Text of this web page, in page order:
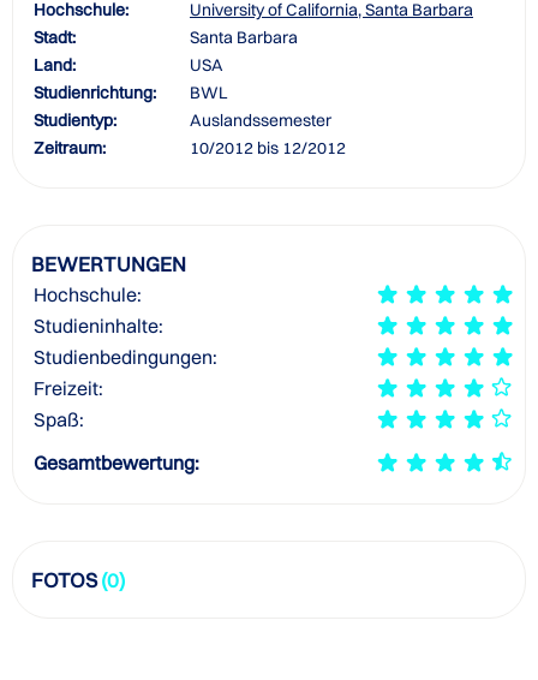
Hochschule:
University of California, Santa Barbara
Stadt:
Santa Barbara
Land:
USA
Studienrichtung:
BWL
Studientyp:
Auslandssemester
Zeitraum:
10/2012 bis 12/2012
BEWERTUNGEN
Hochschule:
Studieninhalte:
Studienbedingungen:
Freizeit:
Spaß:
Gesamtbewertung:
FOTOS(0)